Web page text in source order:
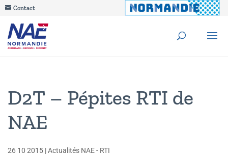
Contact
D2T – Pépites RTI de
NAE
26 10 2015 |Actualités NAE - RTI